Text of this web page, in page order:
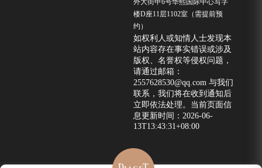
外大街甲6号华熙国际中心写字
楼D座11层1102室（需提前预
约）
如权利人或知情人士发现本
站内容存在事实错误或涉及
版权、名誉权等侵权问题，
请通过邮箱：
2557628530@qq.com 与我们
联系，我们将在收到通知后
立即依法处理。当前页面信
息更新时间：2026-06-
13T13:43:31+08:00